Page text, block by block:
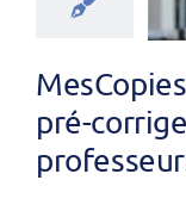
pré-